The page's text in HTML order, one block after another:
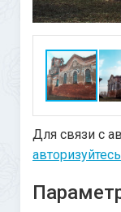
Для связи с
авторизуйтесь